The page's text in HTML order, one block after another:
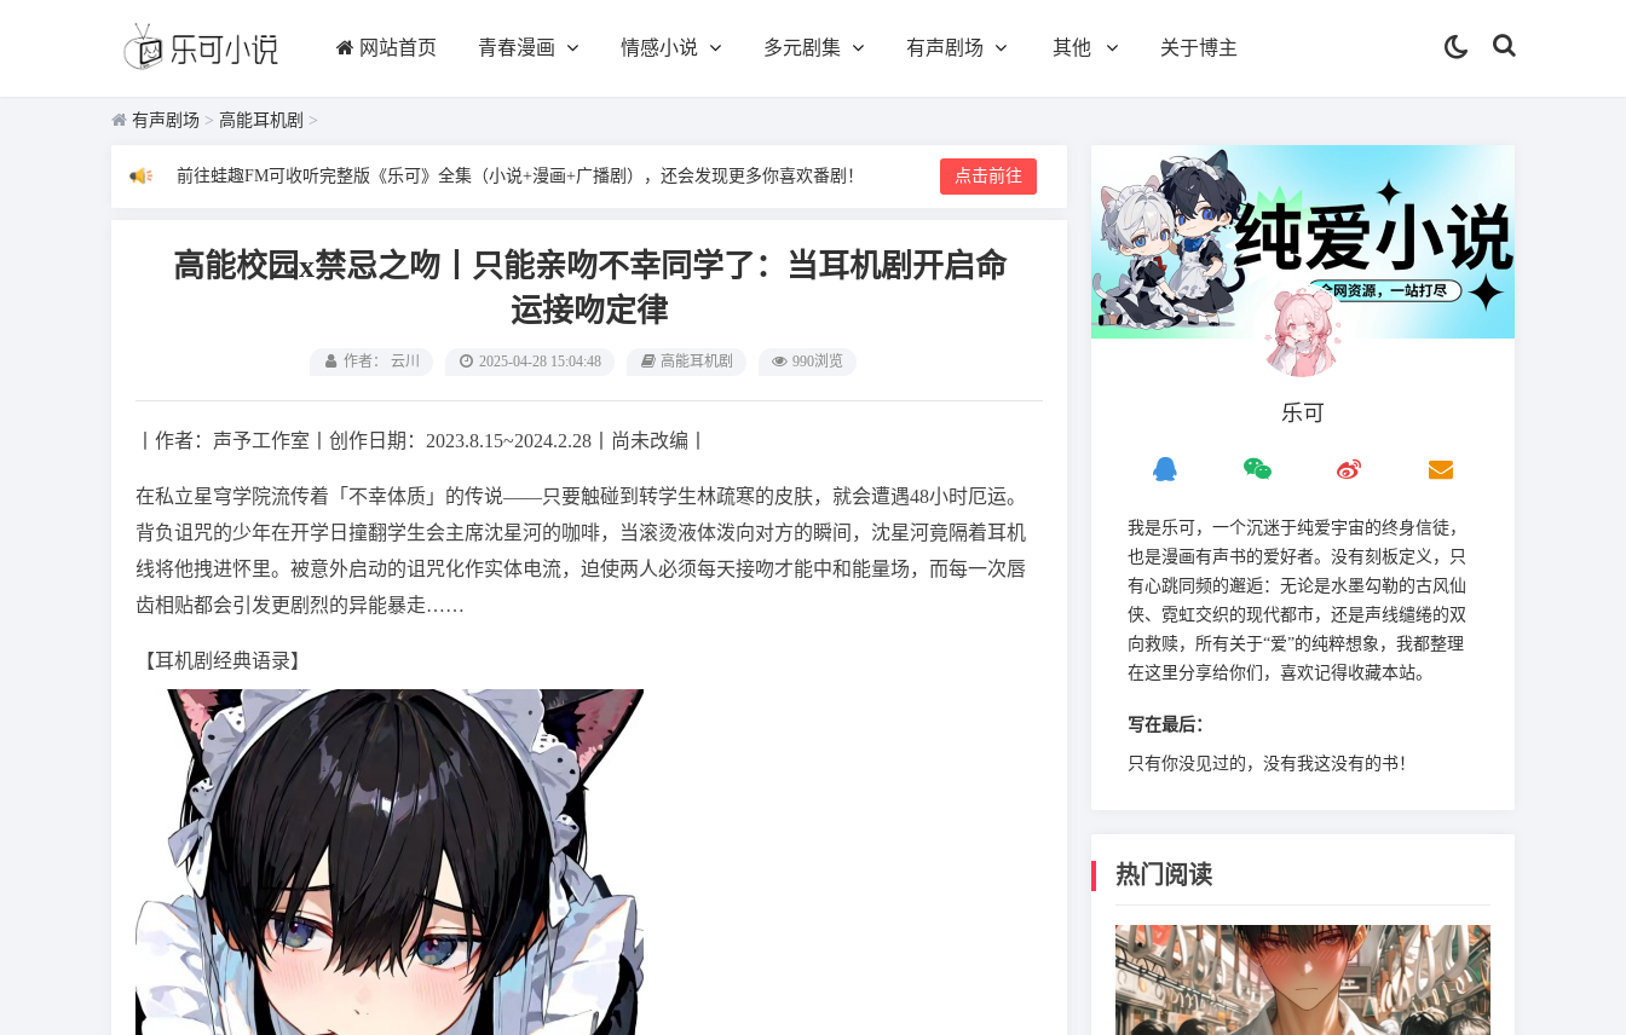
网站首页 青春漫画 情感小说 多元剧集 有声剧场 其他 关于博主
有声剧场 > 高能耳机剧 >
前往蛙趣FM可收听完整版《乐可》全集（小说+漫画+广播剧），还会发现更多你喜欢番剧！ 点击前往
高能校园x禁忌之吻丨只能亲吻不幸同学了：当耳机剧开启命
运接吻定律
作者： 云川 2025-04-28 15:04:48 高能耳机剧 990浏览
丨作者：声予工作室丨创作日期：2023.8.15~2024.2.28丨尚未改编丨
在私立星穹学院流传着「不幸体质」的传说——只要触碰到转学生林疏寒的皮肤，就会遭遇48小时厄运。
背负诅咒的少年在开学日撞翻学生会主席沈星河的咖啡，当滚烫液体泼向对方的瞬间，沈星河竟隔着耳机
线将他拽进怀里。被意外启动的诅咒化作实体电流，迫使两人必须每天接吻才能中和能量场，而每一次唇
齿相贴都会引发更剧烈的异能暴走……
【耳机剧经典语录】
乐可
我是‌乐可，一个沉迷于纯爱宇宙的终身信徒，
也是漫画有声书的爱好者。没有刻板定义，只
有心跳同频的邂逅：无论是水墨勾勒的古风仙
侠、霓虹交织的现代都市，还是声线缱绻的双
向救赎，所有关于“爱”的纯粹想象，我都整理
在这里分享给你们，喜欢记得收藏本站。
写在最后：
只有你没见过的，没有我这没有的书！
热门阅读